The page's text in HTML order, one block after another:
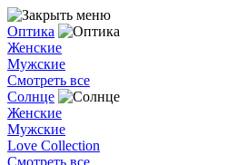
Оптика
Женские
Мужские
Смотреть все
Солнце
Женские
Мужские
Love Collection
Смотреть все